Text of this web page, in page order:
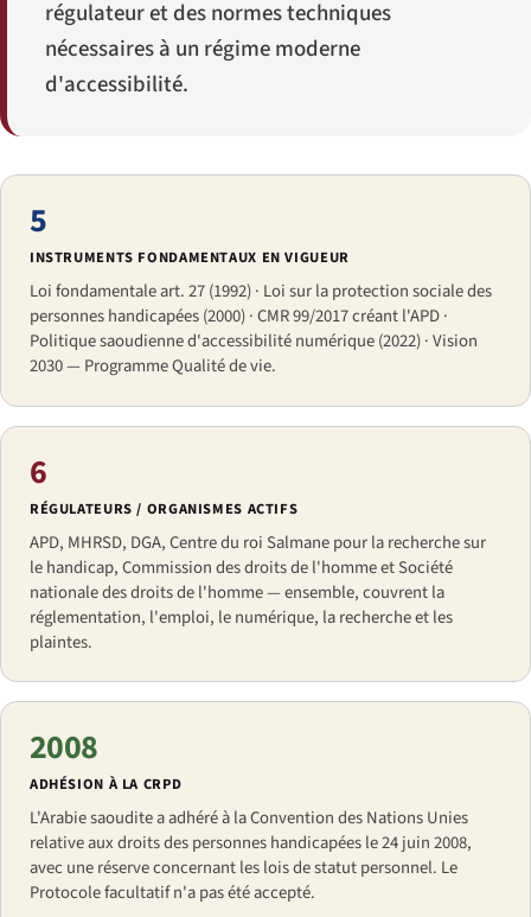
régulateur et des normes techniques
nécessaires à un régime moderne
d'accessibilité.
5
INSTRUMENTS FONDAMENTAUX EN VIGUEUR
Loi fondamentale art. 27 (1992) · Loi sur la protection sociale des
personnes handicapées (2000) · CMR 99/2017 créant l'APD ·
Politique saoudienne d'accessibilité numérique (2022) · Vision
2030 — Programme Qualité de vie.
6
RÉGULATEURS / ORGANISMES ACTIFS
APD, MHRSD, DGA, Centre du roi Salmane pour la recherche sur
le handicap, Commission des droits de l'homme et Société
nationale des droits de l'homme — ensemble, couvrent la
réglementation, l'emploi, le numérique, la recherche et les
plaintes.
2008
ADHÉSION À LA CRPD
L'Arabie saoudite a adhéré à la Convention des Nations Unies
relative aux droits des personnes handicapées le 24 juin 2008,
avec une réserve concernant les lois de statut personnel. Le
Protocole facultatif n'a pas été accepté.